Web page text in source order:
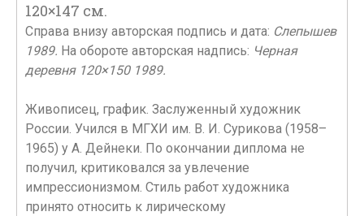
120×147 см.
Справа внизу авторская подпись и дата: Слепышев
1989. На обороте авторская надпись: Черная
деревня 120×150 1989.
Живописец, график. Заслуженный художник
России. Учился в МГХИ им. В. И. Сурикова (1958–
1965) у А. Дейнеки. По окончании диплома не
получил, критиковался за увлечение
импрессионизмом. Стиль работ художника
принято относить к лирическому